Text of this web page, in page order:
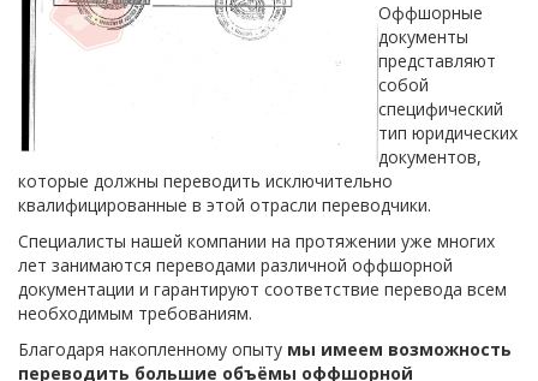
Оффшорные
документы
представляют
собой
специфический
тип юридических
документов,
которые должны переводить исключительно
квалифицированные в этой отрасли переводчики.
Специалисты нашей компании на протяжении уже многих
лет занимаются переводами различной оффшорной
документации и гарантируют соответствие перевода всем
необходимым требованиям.
Благодаря накопленному опыту мы имеем возможность
переводить большие объёмы оффшорной